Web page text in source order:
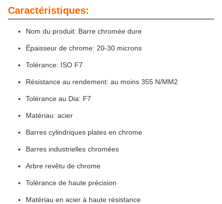
Caractéristiques:
Nom du produit: Barre chromée dure
Épaisseur de chrome: 20-30 microns
Tolérance: ISO F7
Résistance au rendement: au moins 355 N/MM2
Tolérance au Dia: F7
Matériau: acier
Barres cylindriques plates en chrome
Barres industrielles chromées
Arbre revêtu de chrome
Tolérance de haute précision
Matériau en acier à haute résistance